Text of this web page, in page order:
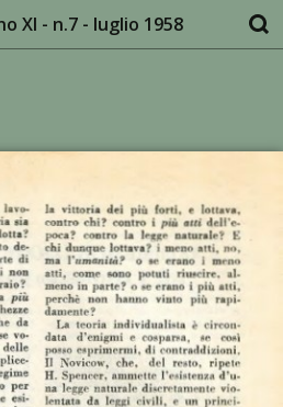
XI - n.7 - luglio 1958